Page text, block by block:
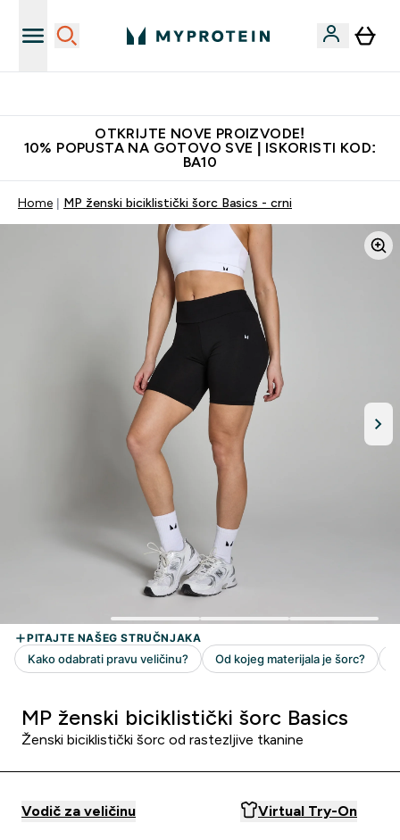
OTKRIJTE NOVE PROIZVODE!
10% POPUSTA NA GOTOVO SVE | ISKORISTI KOD:
BA10
Home MP ženski biciklistički šorc Basics - crni
MP ženski biciklistički šorc Basics
Ženski biciklistički šorc od rastezljive tkanine
Vodič za veličinu Virtual Try-On